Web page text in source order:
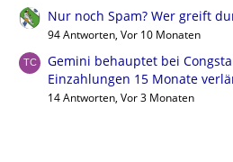
Nur noch Spam? Wer greift
94 Antworten, Vor 10 Monaten
Gemini behauptet bei
Einzahlungen 15 Monate
14 Antworten, Vor 3 Monaten